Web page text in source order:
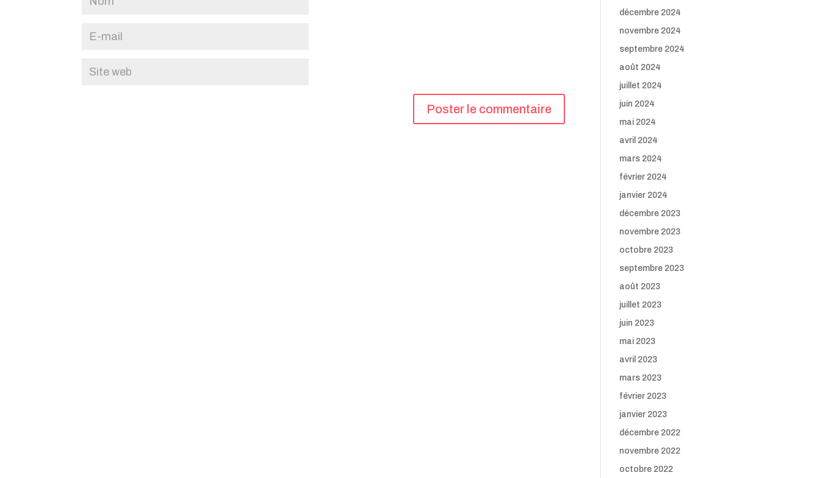
décembre 2024
novembre 2024
septembre 2024
août 2024
juillet 2024
juin 2024
mai 2024
avril 2024
mars 2024
février 2024
janvier 2024
décembre 2023
novembre 2023
octobre 2023
septembre 2023
août 2023
juillet 2023
juin 2023
mai 2023
avril 2023
mars 2023
février 2023
janvier 2023
décembre 2022
novembre 2022
octobre 2022